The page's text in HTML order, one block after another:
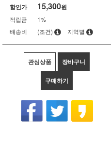
할인가 15,300원
적립금
1%
배송비
(조건) 지역별
관심상품 장바구니
구매하기